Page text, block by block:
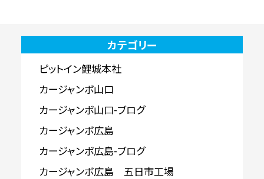
カテゴリー
ピットイン鯉城本社
カージャンボ山口
カージャンボ山口-ブログ
カージャンボ広島
カージャンボ広島-ブログ
カージャンボ広島 五日市工場